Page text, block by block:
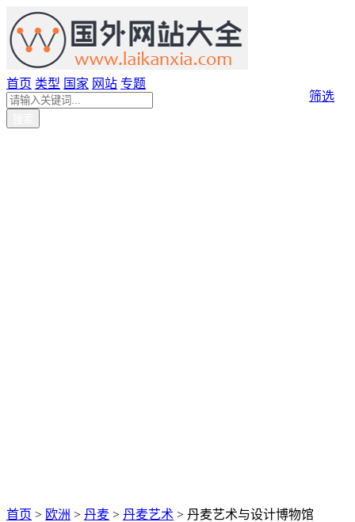
筛选
首页 类型 国家 网站 专题
首页 > 欧洲 > 丹麦 > 丹麦艺术 > 丹麦艺术与设计博物馆